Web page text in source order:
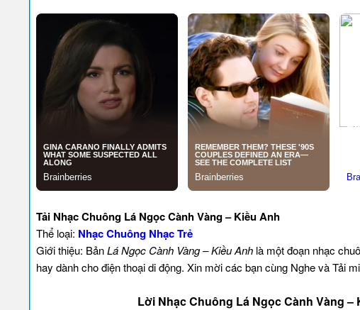
Tải Nhạc Chuông Lá Ngọc Cành Vàng – Kiều Anh
Thể loại: Nhạc Chuông Nhạc Trẻ
Giới thiệu: BảnLá Ngọc Cành Vàng – Kiều Anh là một đoạn nhạc
hay dành cho điện thoại di động. Xin mời các bạn cùng Nghe và Tải
Lời Nhạc Chuông Lá Ngọc Cành Vàng –